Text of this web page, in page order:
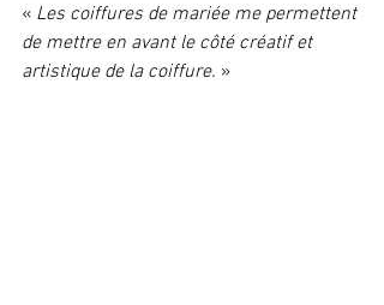
« Les coiffures de mariée me permettent
de mettre en avant le côté créatif et
artistique de la coiffure. »